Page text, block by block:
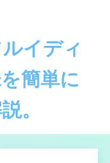
イディ
簡単に
。